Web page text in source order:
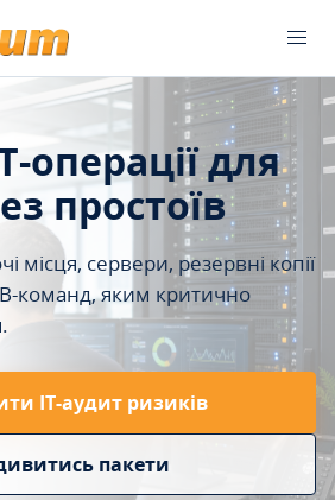
операції для
простоїв
місця, сервери, резервні копії
команд, яким критично
ІТ-аудит ризиків
пакети